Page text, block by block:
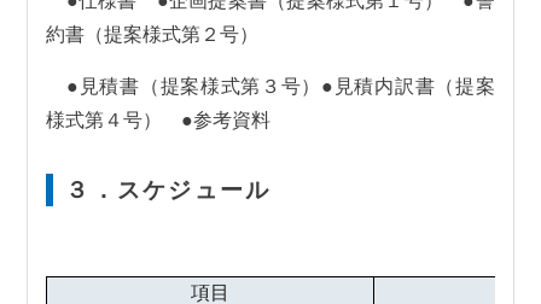
約書（提案様式第２号）
●見積書（提案様式第３号）●見積内訳書（提案
様式第４号） ●参考資料
３．スケジュール
項目